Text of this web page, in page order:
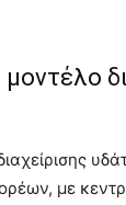
με